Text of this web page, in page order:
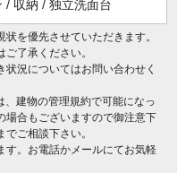
/ 収納 / 独立洗面台
を優先させていただきます。
了承ください。
況についてはお問い合わせく
建物の管理規約で可能になっ
場合もございますので御注意下
ご相談下さい。
。お電話かメールにてお気軽